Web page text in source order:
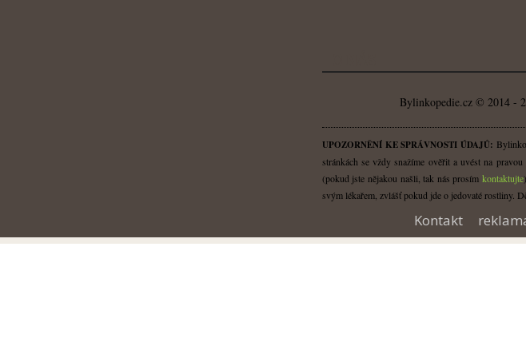
Bylinkopedie.cz © 2014 -
UPOZORNĚNÍ KE SPRÁVNOSTI ÚDAJŮ:
stránkách se vždy snažíme ověřit a uvést na
(pokud jste nějakou našli, tak nás prosím kontaktujte
svým lékařem, zvlášť pokud jde o jedovaté rostliny.
Kontakt